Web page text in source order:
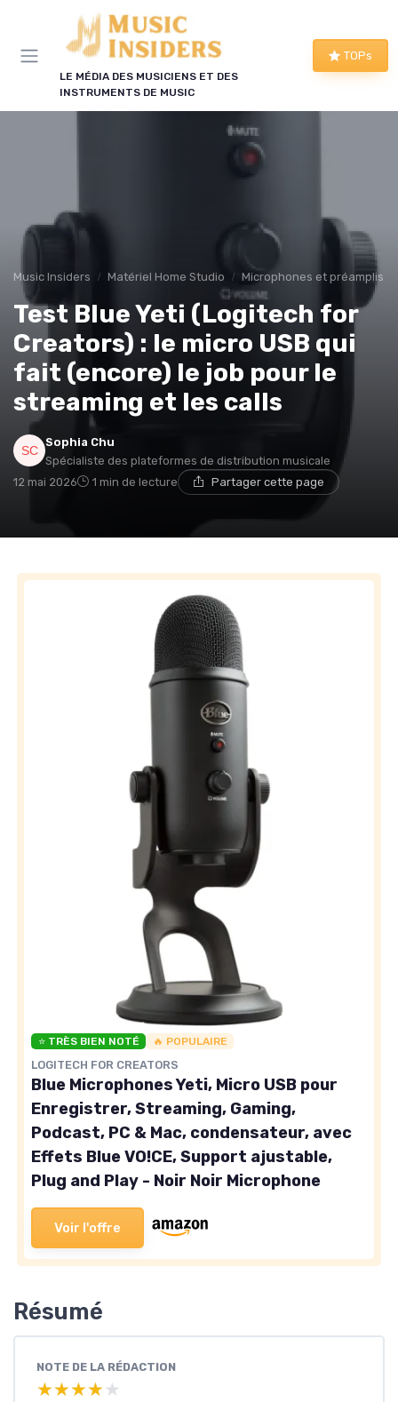
LE MÉDIA DES MUSICIENS ET DES
INSTRUMENTS DE MUSIC
TOPs
Music Insiders Matériel Home Studio Microphones et préamplis
Test Blue Yeti (Logitech for
Creators) : le micro USB qui
fait (encore) le job pour le
streaming et les calls
Sophia Chu
Spécialiste des plateformes de distribution musicale
12 mai 2026
1 min de lecture Partager cette page
⭐ TRÈS BIEN NOTÉ 🔥 POPULAIRE
LOGITECH FOR CREATORS
Blue Microphones Yeti, Micro USB pour
Enregistrer, Streaming, Gaming,
Podcast, PC & Mac, condensateur, avec
Effets Blue VO!CE, Support ajustable,
Plug and Play - Noir Noir Microphone
Voir l'offre
Résumé
NOTE DE LA RÉDACTION
★★★★★
★★★★★
Panneau de gestion des cookies